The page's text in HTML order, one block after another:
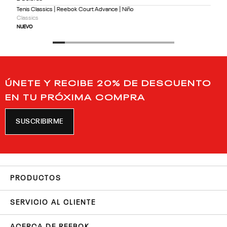
Tenis Classics | Reebok Court Advance | Niño
Classics
NUEVO
ÚNETE Y RECIBE 20% DE DESCUENTO
EN TU PRÓXIMA COMPRA
SUSCRIBIRME
PRODUCTOS
SERVICIO AL CLIENTE